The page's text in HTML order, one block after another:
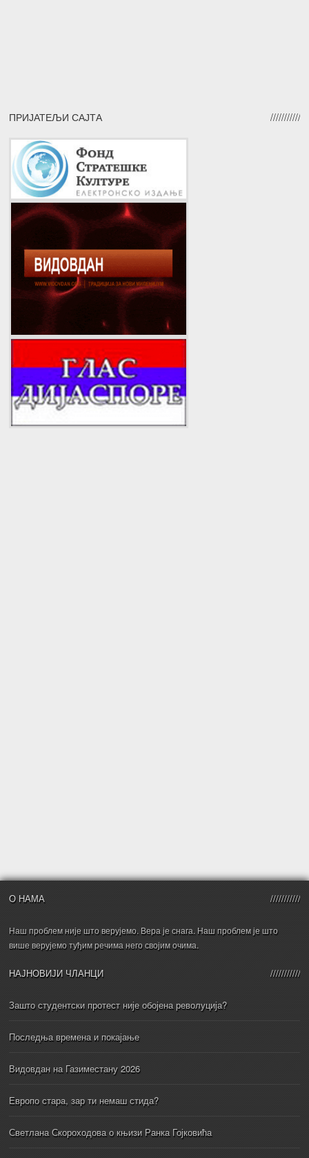
ПРИЈАТЕЉИ САЈТА
О НАМА
Наш проблем није што верујемо. Вера је снага. Наш проблем је што
више верујемо туђим речима него својим очима.
НАЈНОВИЈИ ЧЛАНЦИ
Зашто студентски протест није обојена револуција?
Последња времена и покајање
Видовдан на Газиместану 2026
Европо стара, зар ти немаш стида?
Светлана Скороходова о књизи Ранка Гојковића